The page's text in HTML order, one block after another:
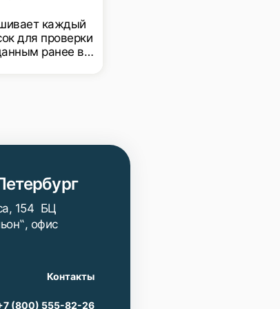
100 штук
каждый
для проверки
ранее в
154 БЦ
офис
Контакты
(800) 555-82-26